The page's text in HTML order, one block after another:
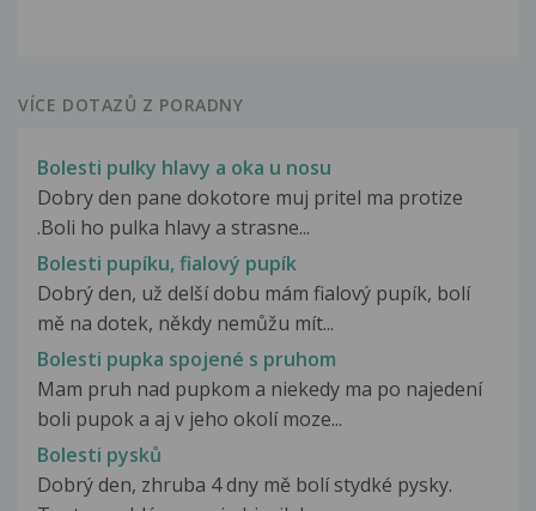
VÍCE DOTAZŮ Z PORADNY
Bolesti pulky hlavy a oka u nosu
Dobry den pane dokotore muj pritel ma protize
.Boli ho pulka hlavy a strasne...
Bolesti pupíku, fialový pupík
Dobrý den, už delší dobu mám fialový pupík, bolí
mě na dotek, někdy nemůžu mít...
Bolesti pupka spojené s pruhom
Mam pruh nad pupkom a niekedy ma po najedení
boli pupok a aj v jeho okolí moze...
Bolesti pysků
Dobrý den, zhruba 4 dny mě bolí stydké pysky.